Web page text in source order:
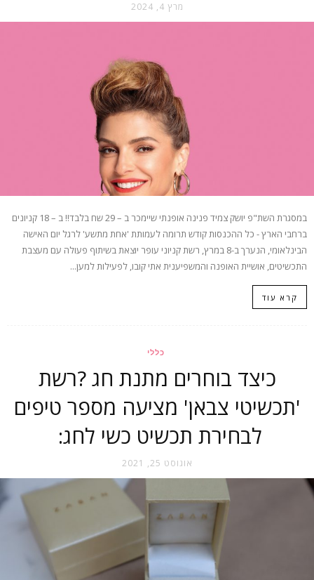
מרץ 4, 2024
במסגרת השת"פ יושק צמיד פנינה אופנתי שיימכר ב – 29 שח בלבד!! ב – 18 קניונים
ברחבי הארץ - כל ההכנסות קודש תרומה לעמותת 'אחת מתשע' לרגל יום האישה
הבינלאומי, הנערך ב-8 במרץ, רשת קניוני עופר יוצאת בשיתוף פעולה עם מעצבת
התכשיטים, אושיית האופנה והמשפיענית אתי קובו, לפעילות למען...
קרא עוד
כללי
כיצד בוחרים מתנת חג ?רשת
'תכשיטי צבאן' מציעה מספר טיפים
לבחירת תכשיט כשי לחג:
אוגוסט 25, 2021